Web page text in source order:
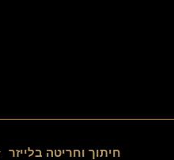
חיתוך וחריטה בלייזר